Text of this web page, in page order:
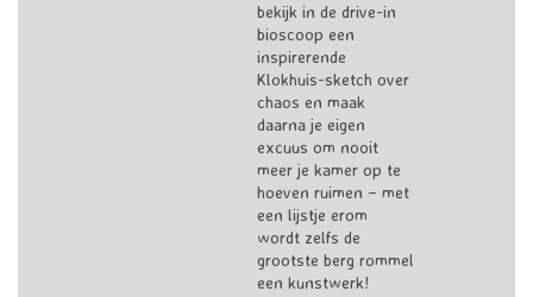
bekijk in de drive-in
bioscoop een
inspirerende
Klokhuis-sketch over
chaos en maak
daarna je eigen
excuus om nooit
meer je kamer op te
hoeven ruimen – met
een lijstje erom
wordt zelfs de
grootste berg rommel
een kunstwerk!